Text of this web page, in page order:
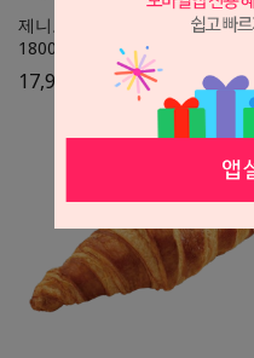
제니코 베이커리 슬라이스 치즈
1800g (100매)
17,900